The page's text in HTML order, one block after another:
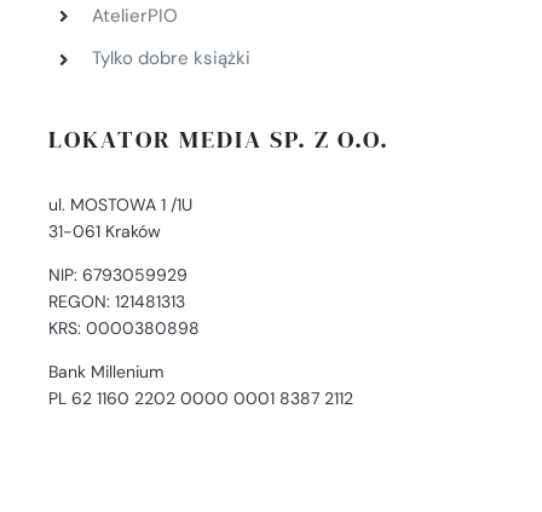
AtelierPIO
Tylko dobre książki
LOKATOR MEDIA SP. Z O.O.
ul. MOSTOWA 1 /1U
31-061 Kraków
NIP: 6793059929
REGON: 121481313
KRS: 0000380898
Bank Millenium
PL 62 1160 2202 0000 0001 8387 2112